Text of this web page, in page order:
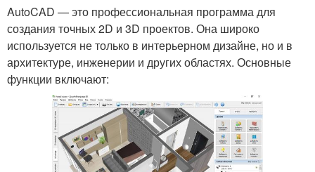
AutoCAD — это профессиональная программа для
создания точных 2D и 3D проектов. Она широко
используется не только в интерьерном дизайне, но и в
архитектуре, инженерии и других областях. Основные
функции включают: